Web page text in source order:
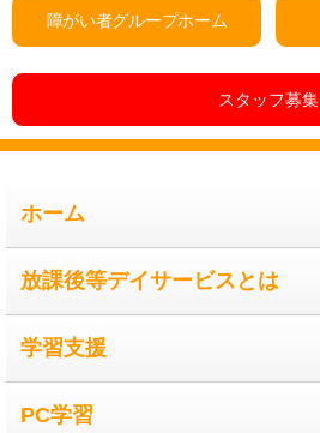
障がい者グループホーム
スタッフ募集
ホーム
放課後等デイサービスとは
学習支援
PC学習